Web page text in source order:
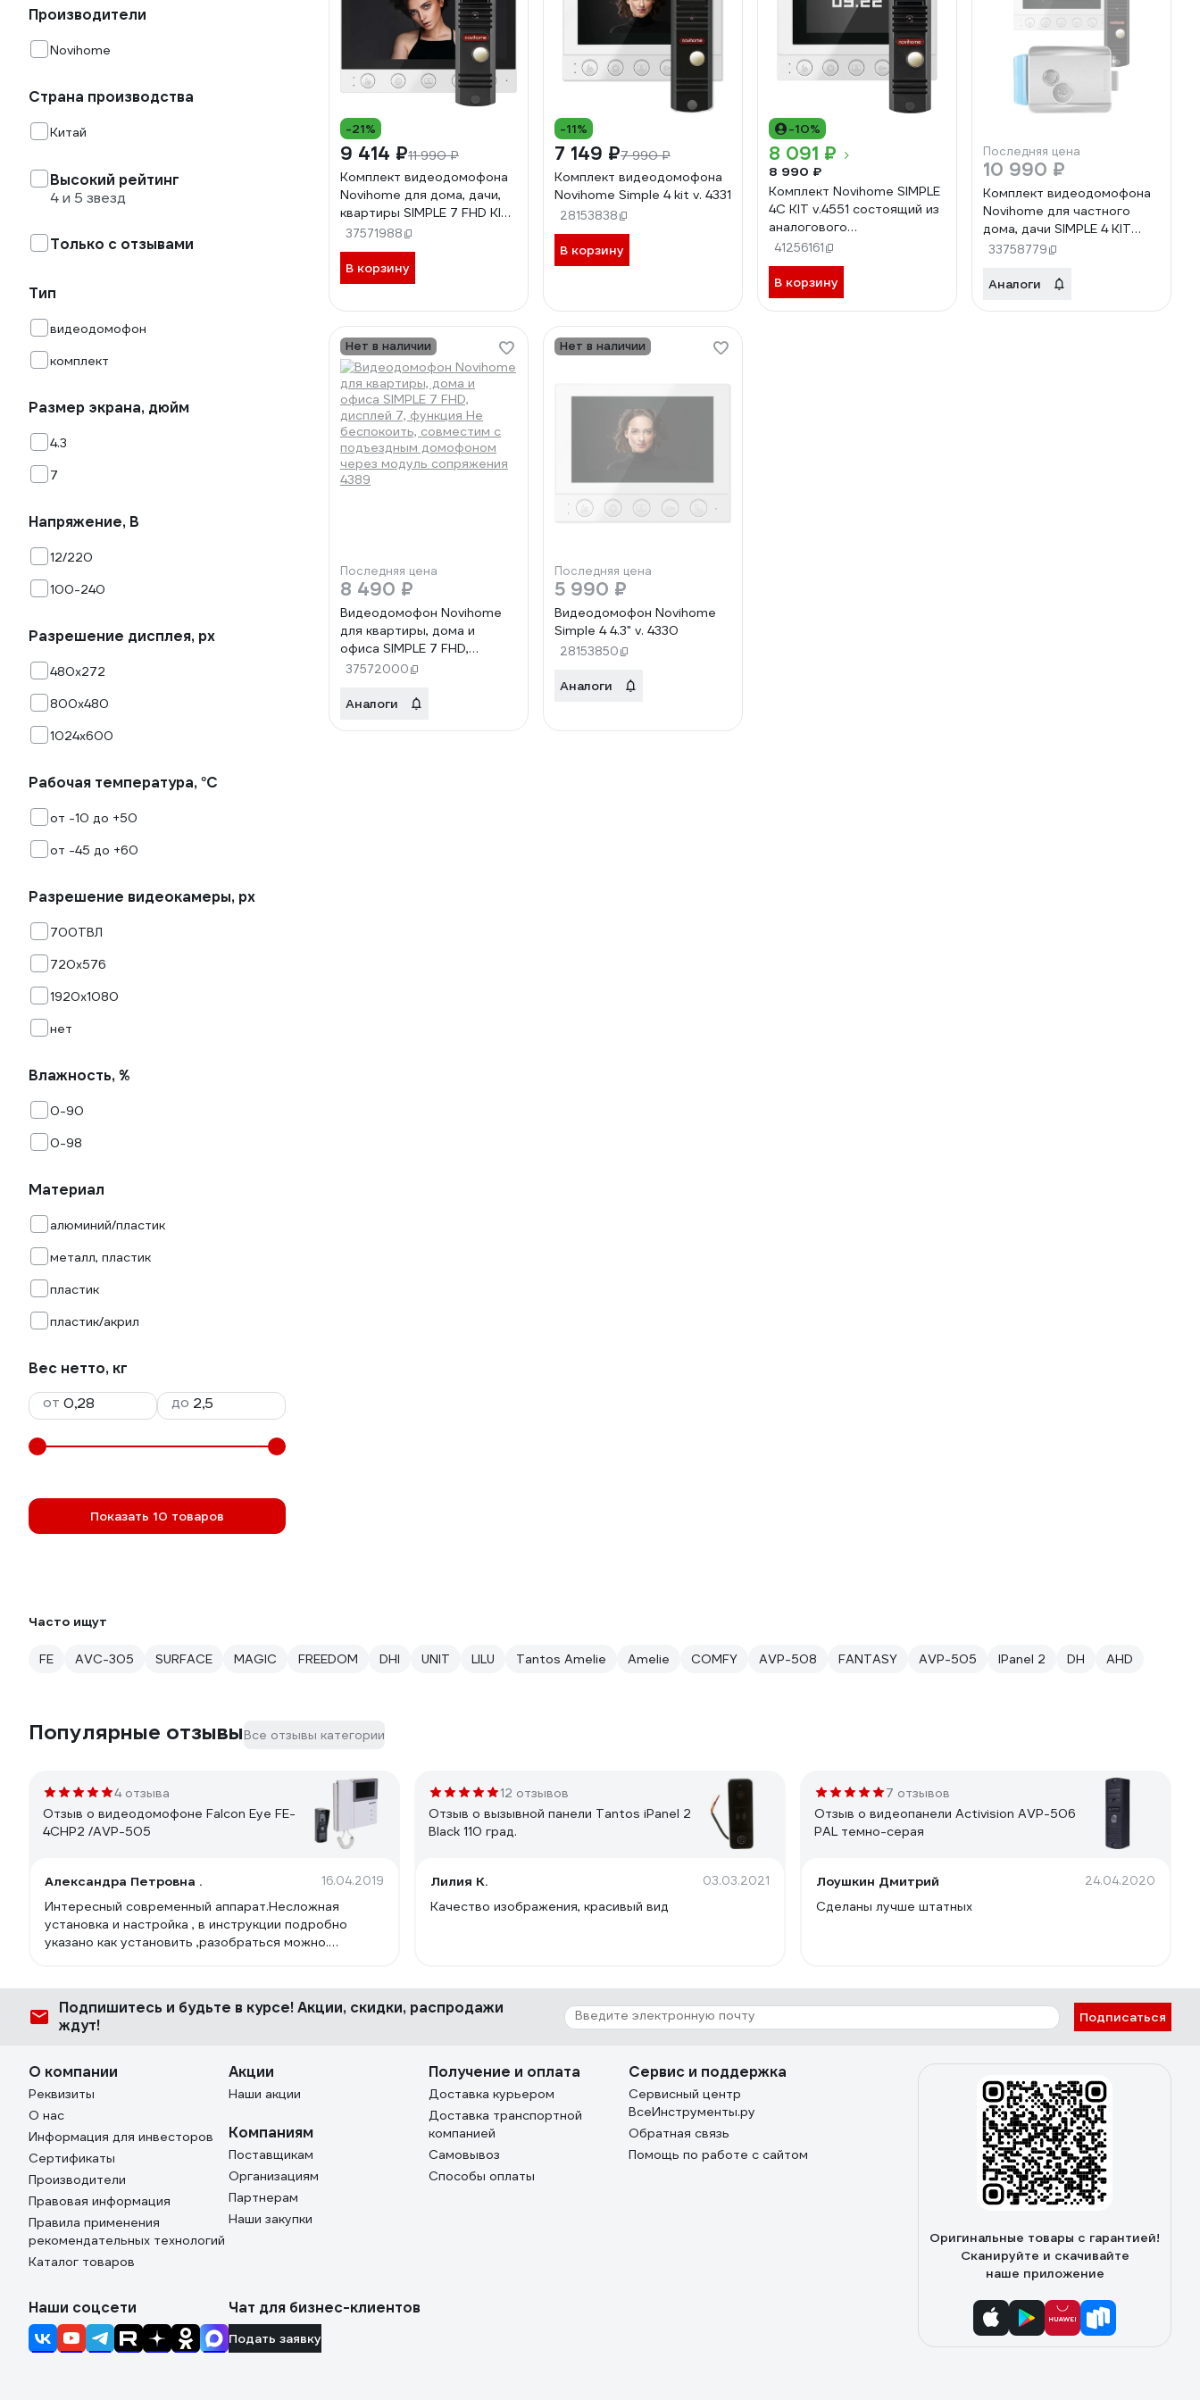
Производители
Novihome
Страна производства
Китай
Высокий рейтинг
4 и 5 звезд
Только с отзывами
Тип
видеодомофон
комплект
Размер экрана, дюйм
4.3
7
Напряжение, В
12/220
100-240
Разрешение дисплея, px
480х272
800х480
1024х600
Рабочая температура, °С
от -10 до +50
от -45 до +60
Разрешение видеокамеры, px
700ТВЛ
720х576
1920х1080
нет
Влажность, %
0-90
0-98
Материал
алюминий/пластик
металл, пластик
пластик
пластик/акрил
Вес нетто, кг
от
до
Показать 10 товаров
-21%
9 414 ₽11 990 ₽
Комплект видеодомофона
Novihome для дома, дачи,
квартиры SIMPLE 7 FHD KIT:
монитор и вызывная панель
FHD, функция Не
беспокоить, совместим с
подъездным домофоном
37571988
В корзину
-11%
7 149 ₽7 990 ₽
Комплект видеодомофона
Novihome Simple 4 kit v. 4331
28153838
В корзину
-10%
8 091 ₽
8 990 ₽
Комплект Novihome SIMPLE
4C KIT v.4551 состоящий из
аналогового
видеодомофона и
вызывной панели 4451
41256161
В корзину
Последняя цена
10 990 ₽
Комплект видеодомофона
Novihome для частного
дома, дачи SIMPLE 4 KIT
PLUS: монитор, вызывная
электромеханический
33758779
Аналоги
Нет в наличии
Последняя цена
8 490 ₽
Видеодомофон Novihome
для квартиры, дома и
офиса SIMPLE 7 FHD,
дисплей 7, функция Не
подъездным домофоном
37572000
Аналоги
Нет в наличии
Последняя цена
5 990 ₽
Видеодомофон Novihome
Simple 4 4.3" v. 4330
28153850
Аналоги
Часто ищут
FE AVC-305 SURFACE MAGIC FREEDOM DHI UNIT LILU Tantos Amelie Amelie COMFY AVP-508 FANTASY AVP-505 IPanel 2 DH AHD
Популярные отзывыВсе отзывы категории
4 отзыва
Отзыв о видеодомофоне Falcon Eye FE-
4CHP2 /AVP-505
Александра Петровна . 16.04.2019
Интересный современный аппарат.Несложная
установка и настройка , в инструкции подробно
указано как установить ,разобраться можно.
разговор .
12 отзывов
Отзыв о вызывной панели Tantos iPanel 2
Black 110 град.
Лилия К. 03.03.2021
Качество изображения, красивый вид
7 отзывов
Отзыв о видеопанели Activision AVP-506
PAL темно-серая
Лоушкин Дмитрий 24.04.2020
Сделаны лучше штатных
Подпишитесь и будьте в курсе! Акции, скидки, распродажи
ждут!
Подписаться
О компании
Реквизиты
О нас
Информация для инвесторов
Сертификаты
Производители
Правовая информация
Правила применения
рекомендательных технологий
Каталог товаров
Акции
Наши акции
Компаниям
Поставщикам
Организациям
Партнерам
Наши закупки
Получение и оплата
Доставка курьером
Доставка транспортной
компанией
Самовывоз
Способы оплаты
Сервис и поддержка
Сервисный центр
ВсеИнструменты.ру
Обратная связь
Помощь по работе с сайтом
Оригинальные товары с гарантией!
Сканируйте и скачивайте
наше приложение
Наши соцсети Чат для бизнес-клиентов
Подать заявку